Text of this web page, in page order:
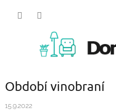
Období vinobraní
15.9.2022